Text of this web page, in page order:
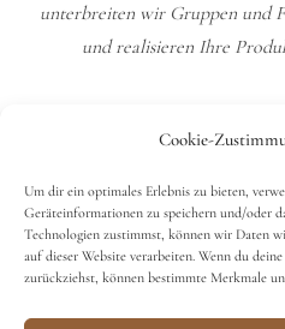
Cookie-
Um dir ein optimales Erlebnis zu bieten,
Geräteinformationen zu speichern und/oder
Technologien zustimmst, können wir Daten
auf dieser Website verarbeiten. Wenn du
zurückziehst, können bestimmte Merkmale
unterbreiten wir Gruppen und
und realisieren Ihre